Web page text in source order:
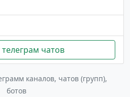
телеграм чатов
каналов, чатов (групп),
ботов